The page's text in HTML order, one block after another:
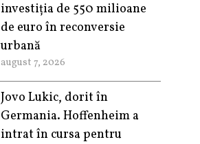
investiția de 550 milioane
de euro în reconversie
urbană
august 7, 2026
Jovo Lukic, dorit în
Germania. Hoffenheim a
intrat în cursa pentru